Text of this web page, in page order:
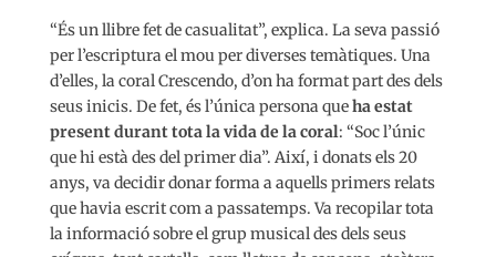
“És un llibre fet de casualitat”, explica. La seva passió
per l’escriptura el mou per diverses temàtiques. Una
d’elles, la coral Crescendo, d’on ha format part des dels
seus inicis. De fet, és l’única persona queha estat
present durant tota la vida de la coral: “Soc l’únic
que hi està des del primer dia”. Així, i donats els 20
anys, va decidir donar forma a aquells primers relats
que havia escrit com a passatemps. Va recopilar tota
la informació sobre el grup musical des dels seus